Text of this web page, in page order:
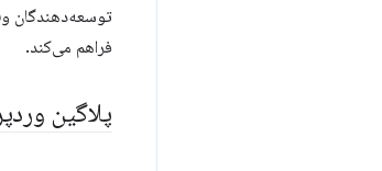
توسعه‌دهندگان
فراهم می‌کند.
پلاگین